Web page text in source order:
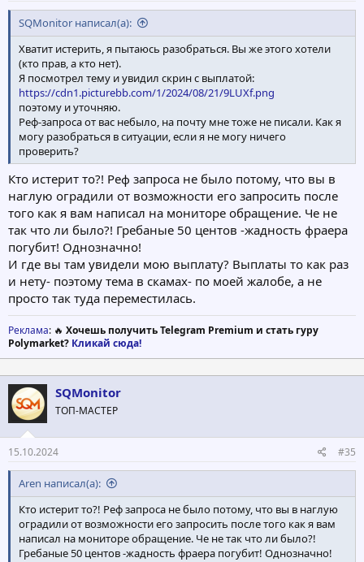
SQMonitor написал(а):
Хватит истерить, я пытаюсь разобраться. Вы же этого хотели
(кто прав, а кто нет).
Я посмотрел тему и увидил скрин с выплатой:
https://cdn1.picturebb.com/1/2024/08/21/9LUXf.png
поэтому и уточняю.
Реф-запроса от вас небыло, на почту мне тоже не писали. Как я
могу разобраться в ситуации, если я не могу ничего
проверить?
Кто истерит то?! Реф запроса не было потому, что вы в
наглую оградили от возможности его запросить после
того как я вам написал на мониторе обращение. Че не
так что ли было?! Гребаные 50 центов -жадность фраера
погубит! Однозначно!
И где вы там увидели мою выплату? Выплаты то как раз
и нету- поэтому тема в скамах- по моей жалобе, а не
просто так туда переместилась.
Реклама: 🔥 Хочешь получить Telegram Premium и стать гуру
Polymarket? Кликай сюда!
SQMonitor
ТОП-МАСТЕР
15.10.2024 #35
Aren написал(а):
Кто истерит то?! Реф запроса не было потому, что вы в наглую
оградили от возможности его запросить после того как я вам
написал на мониторе обращение. Че не так что ли было?!
Гребаные 50 центов -жадность фраера погубит! Однозначно!